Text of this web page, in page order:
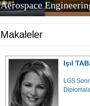
Aerospace
Makaleler
Işıl
LGS